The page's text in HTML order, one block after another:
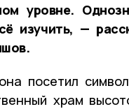
уровне.
изучить, —
посетил
храм